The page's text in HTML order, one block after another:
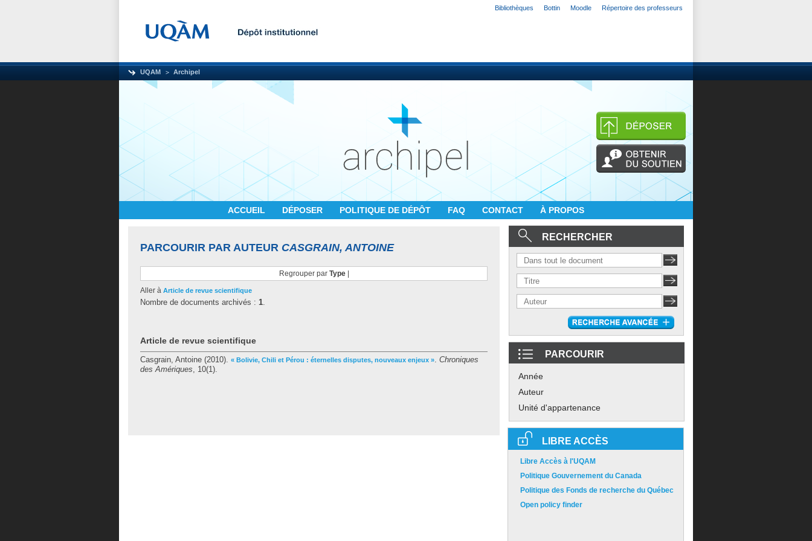
Bibliothèques Bottin Moodle Répertoire des professeurs
UQAM Archipel
ACCUEIL DÉPOSER POLITIQUE DE DÉPÔT FAQ CONTACT À PROPOS
PARCOURIR PAR AUTEUR CASGRAIN, ANTOINE
Regrouper par Type|
Aller à Article de revue scientifique
Nombre de documents archivés : 1.
Article de revue scientifique
Casgrain, Antoine (2010). « Bolivie, Chili et Pérou : éternelles disputes, nouveaux enjeux ». Chroniques
des Amériques, 10(1).
RECHERCHER
PARCOURIR
Année
Auteur
Unité d'appartenance
LIBRE ACCÈS
Libre Accès à l'UQAM
Politique Gouvernement du Canada
Politique des Fonds de recherche du Québec
Open policy finder